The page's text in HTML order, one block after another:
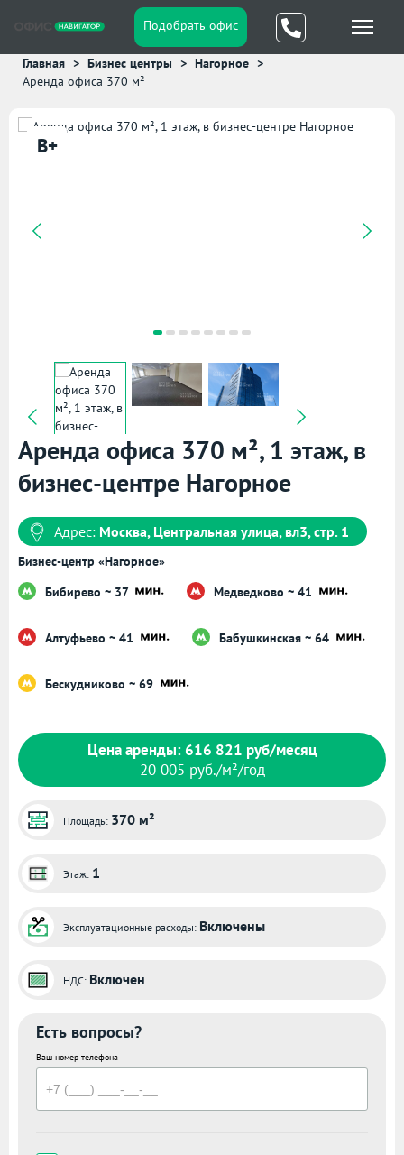
Подобрать офис
Главная Бизнес центры
Нагорное
Аренда офиса 370 м²
B+
Аренда офиса 370 м², 1 этаж, в
бизнес-центре Нагорное
Адрес: Москва, Центральная улица, вл3, стр. 1
Бизнес-центр «Нагорное»
Бибирево ~ 37
Медведково ~ 41
Алтуфьево ~ 41 Бабушкинская ~ 64
Бескудниково ~ 69
Цена аренды: 616 821 руб/месяц
20 005 руб./м²/год
Площадь: 370 м²
Этаж: 1
Эксплуатационные расходы: Включены
НДС: Включен
Есть вопросы?
Ваш номер телефона